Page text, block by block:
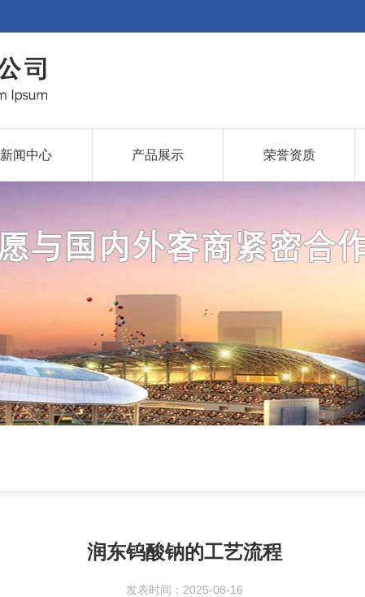
新闻中心 产品展示 荣誉资质
润东钨酸钠的工艺流程
发表时间：2025-08-16